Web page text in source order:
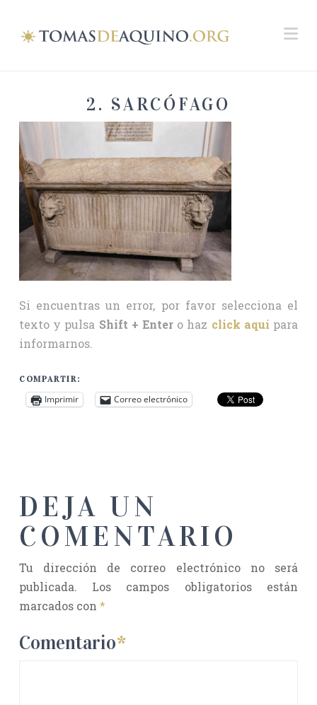
2. SARCÓFAGO
Si encuentras un error, por favor selecciona el
texto y pulsa Shift + Enter o haz click aquí para
informarnos.
COMPARTIR:
Imprimir Correo electrónico
DEJA UN
COMENTARIO
Tu dirección de correo electrónico no será
publicada.
Los campos obligatorios están
marcados con *
Comentario*